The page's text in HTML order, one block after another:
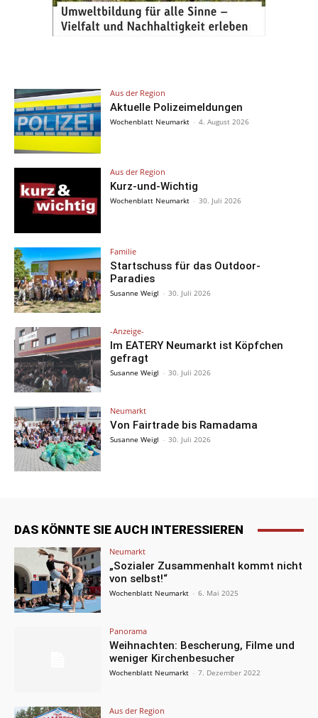
Aus der Region
Aktuelle Polizeimeldungen
Wochenblatt Neumarkt - 4. August 2026
Aus der Region
Kurz-und-Wichtig
Wochenblatt Neumarkt - 30. Juli 2026
Familie
Startschuss für das Outdoor-
Paradies
Susanne Weigl - 30. Juli 2026
-Anzeige-
Im EATERY Neumarkt ist Köpfchen
gefragt
Susanne Weigl - 30. Juli 2026
Neumarkt
Von Fairtrade bis Ramadama
Susanne Weigl - 30. Juli 2026
DAS KÖNNTE SIE AUCH INTERESSIEREN
Neumarkt
„Sozialer Zusammenhalt kommt nicht
von selbst!“
Wochenblatt Neumarkt - 6. Mai 2025
Panorama
Weihnachten: Bescherung, Filme und
weniger Kirchenbesucher
Wochenblatt Neumarkt - 7. Dezember 2022
Aus der Region